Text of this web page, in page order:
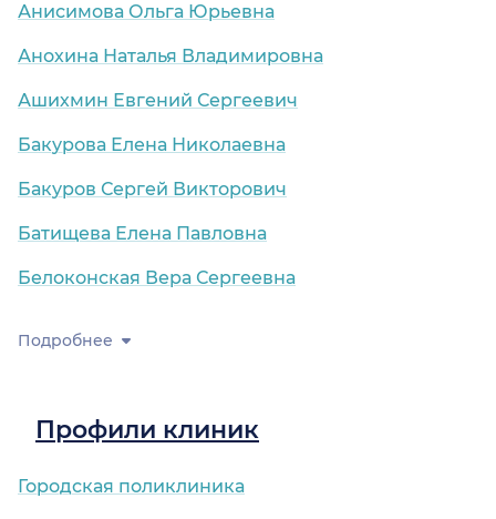
Анисимова Ольга Юрьевна
Анохина Наталья Владимировна
Ашихмин Евгений Сергеевич
Бакурова Елена Николаевна
Бакуров Сергей Викторович
Батищева Елена Павловна
Белоконская Вера Сергеевна
Подробнее
Профили клиник
Городская поликлиника